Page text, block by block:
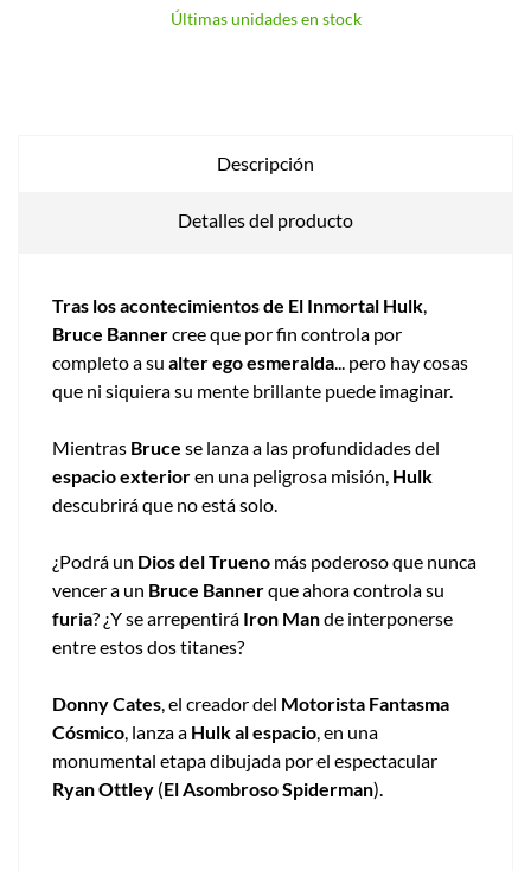
Últimas unidades en stock
Descripción
Detalles del producto
Tras los acontecimientos de El Inmortal Hulk,
Bruce Bannercree que por fin controla por
completo a su alter ego esmeralda... pero hay cosas
que ni siquiera su mente brillante puede imaginar.
Mientras Bruce se lanza a las profundidades del
espacio exterioren una peligrosa misión, Hulk
descubrirá que no está solo.
¿Podrá un Dios del Trueno más poderoso que nunca
vencer a un Bruce Bannerque ahora controla su
furia? ¿Y se arrepentirá Iron Mande interponerse
entre estos dos titanes?
Donny Cates, el creador del Motorista Fantasma
Cósmico, lanza a Hulk al espacio, en una
monumental etapa dibujada por el espectacular
Ryan Ottley (El Asombroso Spiderman).